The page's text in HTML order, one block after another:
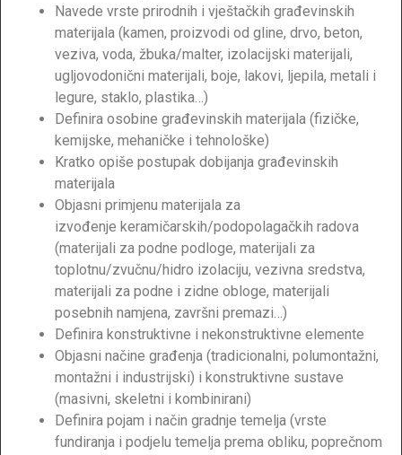
Navede vrste prirodnih i vještačkih građevinskih
materijala (kamen, proizvodi od gline, drvo, beton,
veziva, voda, žbuka/malter, izolacijski materijali,
ugljovodonični materijali, boje, lakovi, ljepila, metali i
legure, staklo, plastika…)
Definira osobine građevinskih materijala (fizičke,
kemijske, mehaničke i tehnološke)
Kratko opiše postupak dobijanja građevinskih
materijala
Objasni primjenu materijala za
izvođenje keramičarskih/podopolagačkih radova
(materijali za podne podloge, materijali za
toplotnu/zvučnu/hidro izolaciju, vezivna sredstva,
materijali za podne i zidne obloge, materijali
posebnih namjena, završni premazi…)
Definira konstruktivne i nekonstruktivne elemente
Objasni načine građenja (tradicionalni, polumontažni,
montažni i industrijski) i konstruktivne sustave
(masivni, skeletni i kombinirani)
Definira pojam i način gradnje temelja (vrste
fundiranja i podjelu temelja prema obliku, poprečnom